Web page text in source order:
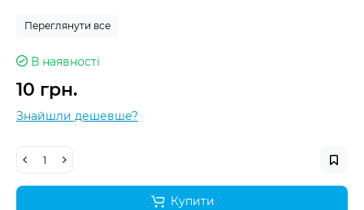
Переглянути все
В наявності
10 грн.
Знайшли дешевше?
Купити